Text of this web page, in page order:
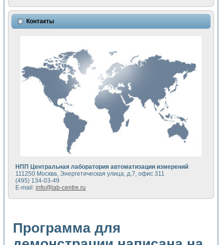
Применение осциллографического модуля с высоким
Симуляция отклика импульсного радиолокационного
Автоматизация формирования уравнений состояния для
Разработка автоматизированного стенда для измерения
Применение среды LabVIEW для построения картины
Портативная система для определения показателей
Использование LabVIEW для управления источником
Устройство для снятия вольт-амперных характеристик
Передовые научные технологии: нано-, фемто-,
Автоматизированная установка по измерению временных
Автоматизированный лабораторный комплекс на базе
Визуализация моделирования и оптимизации тепловой
Виртуальный прибор для исследования функциональных
Исследование возможности создания экономичного
Исследование кинетики движения макрочастиц в
Метод прогнозирования свойств дисперсных продуктов
Недорогая система управления сверхпроводящим
Применение технологий NI в курсе экспериментальной
Расчет переноса аэрозоля и выпадения осадка в
Применение NI VISION для геометрического анализа в
Система температурной стабилизации
Контакты
НПП Центральная лаборатория автоматизации измерений
111250 Москва, Энергетическая улица, д.7, офис 311
(495) 134-03-49
E-mail: info@lab-centre.ru
Программа для